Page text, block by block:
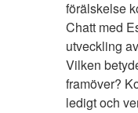
förälskelse
Chatt med
utveckling
Vilken
framöver?
ledigt och